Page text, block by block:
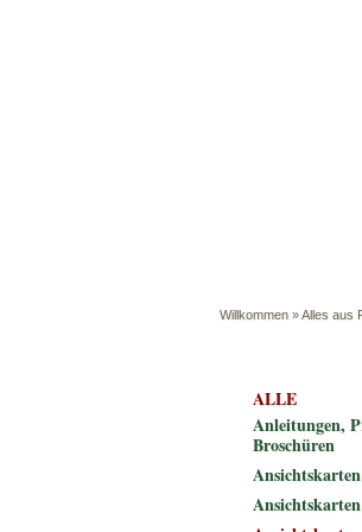
Willkommen »Alles aus
ALLE
Anleitungen,
Broschüren